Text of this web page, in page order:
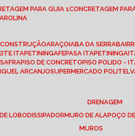
PARA GUIA 1 CONCRETAGEM
CONSTRUÇÃO ARAÇOIABA DA SERRA
ITAPETININGA FEPASA ITAPETININGA
SAFRA PISO DE CONCRETO PISO POLIDO -
ARCANJO SUPERMERCADO POLITEL
DRENAGEM
DE LOBO DISSIPADOR MURO DE ALA POÇO
MUROS